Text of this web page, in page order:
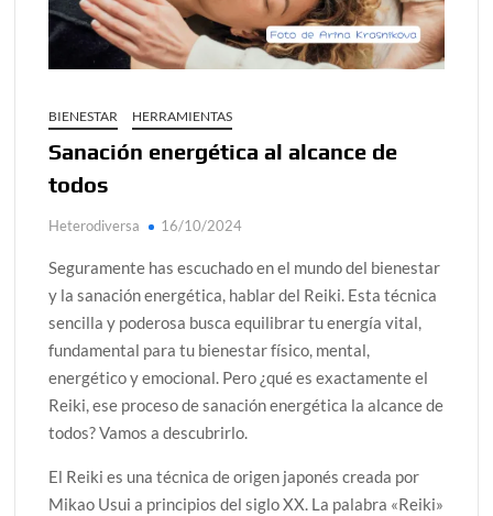
¿Conoces al rey del trópico? Seguro que sí
Día de Independencia 2026: de Patria Boba a Colombia
Salud mental digital: cómo frenar la ansiedad que
generan las redes sociales
Denuncia por violencia sexual en Colombia: así avanza
BIENESTAR HERRAMIENTAS
Sanación energética al alcance de
todos
Heterodiversa 16/10/2024
Seguramente has escuchado en el mundo del bienestar
y la sanación energética, hablar del Reiki. Esta técnica
sencilla y poderosa busca equilibrar tu energía vital,
fundamental para tu bienestar físico, mental,
energético y emocional. Pero ¿qué es exactamente el
Reiki, ese proceso de sanación energética la alcance de
todos? Vamos a descubrirlo.
El Reiki es una técnica de origen japonés creada por
Mikao Usui a principios del siglo XX. La palabra «Reiki»